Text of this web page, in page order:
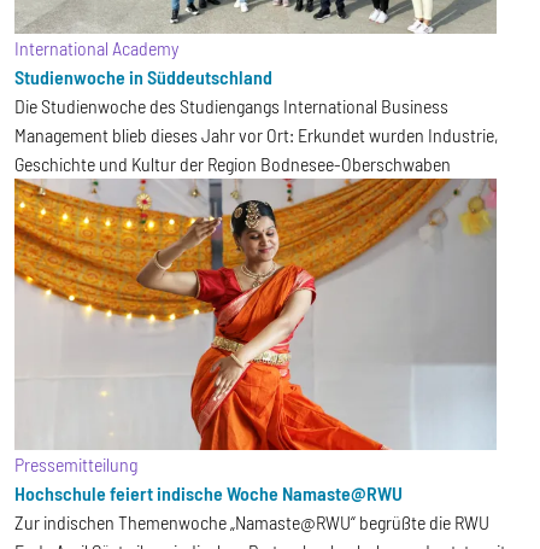
International Academy
Studienwoche in Süddeutschland
Die Studienwoche des Studiengangs International Business
Management blieb dieses Jahr vor Ort: Erkundet wurden Industrie,
Geschichte und Kultur der Region Bodnesee-Oberschwaben
Pressemitteilung
Hochschule feiert indische Woche Namaste@RWU
Zur indischen Themenwoche „Namaste@RWU“ begrüßte die RWU